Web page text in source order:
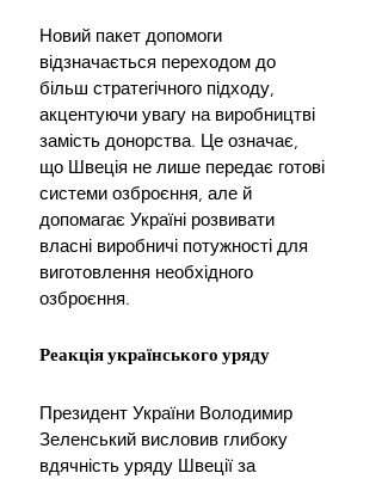
Новий пакет допомоги
відзначається переходом до
більш стратегічного підходу,
акцентуючи увагу на виробництві
замість донорства. Це означає,
що Швеція не лише передає готові
системи озброєння, але й
допомагає Україні розвивати
власні виробничі потужності для
виготовлення необхідного
озброєння.
Реакція українського уряду
Президент України Володимир
Зеленський висловив глибоку
вдячність уряду Швеції за